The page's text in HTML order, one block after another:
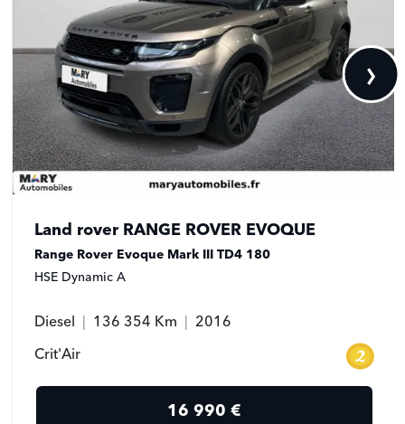
Land rover RANGE ROVER EVOQUE
Range Rover Evoque Mark III TD4 180
HSE Dynamic A
Diesel 136 354 Km
2016
Crit'Air
16 990 €
›